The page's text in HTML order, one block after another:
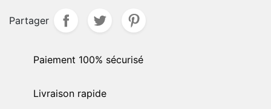
Partager
Paiement 100% sécurisé
Livraison rapide